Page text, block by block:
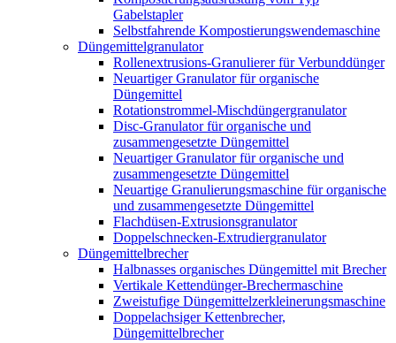
Gabelstapler
Selbstfahrende Kompostierungswendemaschine
Düngemittelgranulator
Rollenextrusions-Granulierer für Verbunddünger
Neuartiger Granulator für organische
Düngemittel
Rotationstrommel-Mischdüngergranulator
Disc-Granulator für organische und
zusammengesetzte Düngemittel
Neuartiger Granulator für organische und
zusammengesetzte Düngemittel
Neuartige Granulierungsmaschine für organische
und zusammengesetzte Düngemittel
Flachdüsen-Extrusionsgranulator
Doppelschnecken-Extrudiergranulator
Düngemittelbrecher
Halbnasses organisches Düngemittel mit Brecher
Vertikale Kettendünger-Brechermaschine
Zweistufige Düngemittelzerkleinerungsmaschine
Doppelachsiger Kettenbrecher,
Düngemittelbrecher